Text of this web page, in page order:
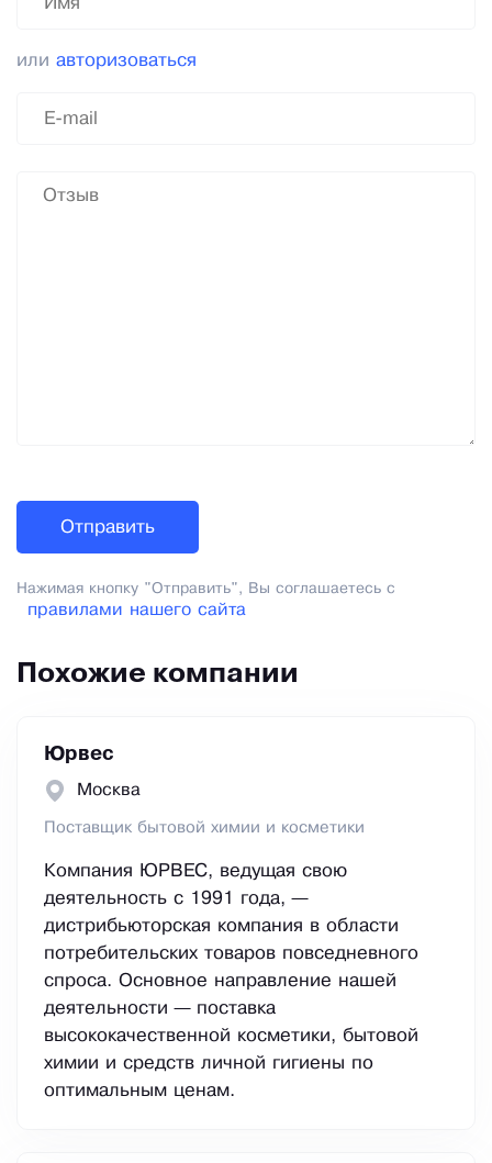
или авторизоваться
Нажимая кнопку "Отправить", Вы соглашаетесь с
правилами нашего сайта
Похожие компании
Юрвес
Москва
Поставщик бытовой химии и косметики
Компания ЮРВЕС, ведущая свою
деятельность с 1991 года, —
дистрибьюторская компания в области
потребительских товаров повседневного
спроса. Основное направление нашей
деятельности — поставка
высококачественной косметики, бытовой
химии и средств личной гигиены по
оптимальным ценам.